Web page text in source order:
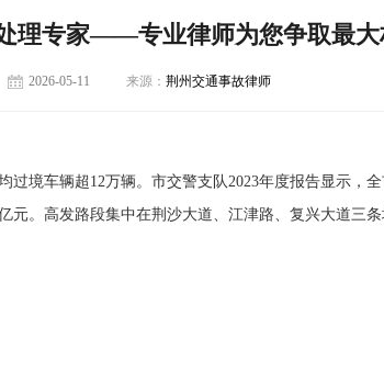
理专家——专业律师为您争取最大
2026-05-11 来源： 荆州交通事故律师
境车辆超12万辆。市交警支队2023年度报告显示，
元。高发路段集中在荆沙大道、江津路、复兴大道三